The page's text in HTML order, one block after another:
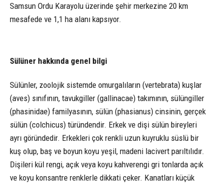
Samsun Ordu Karayolu üzerinde şehir merkezine 20 km
mesafede ve 1,1 ha alanı kapsıyor.
Sülüner hakkında genel bilgi
Sülünler, zoolojik sistemde omurgalıların (vertebrata) kuşlar
(aves) sınıfının, tavukgiller (gallinacae) takımının, sülüngiller
(phasinidae) familyasının, sülün (phasianus) cinsinin, gerçek
sülün (colchicus) türündendir. Erkek ve dişi sülün bireyleri
ayrı göründedir. Erkekleri çok renkli uzun kuyruklu süslü bir
kuş olup, baş ve boyun koyu yeşil, madeni lacivert parıltılıdır.
Dişileri kül rengi, açık veya koyu kahverengi gri tonlarda açık
ve koyu konsantre renklerle dikkati çeker. Kanatları küçük